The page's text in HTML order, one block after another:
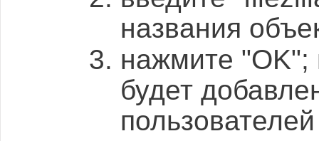
названия
нажмите "OK";
будет
пользователей